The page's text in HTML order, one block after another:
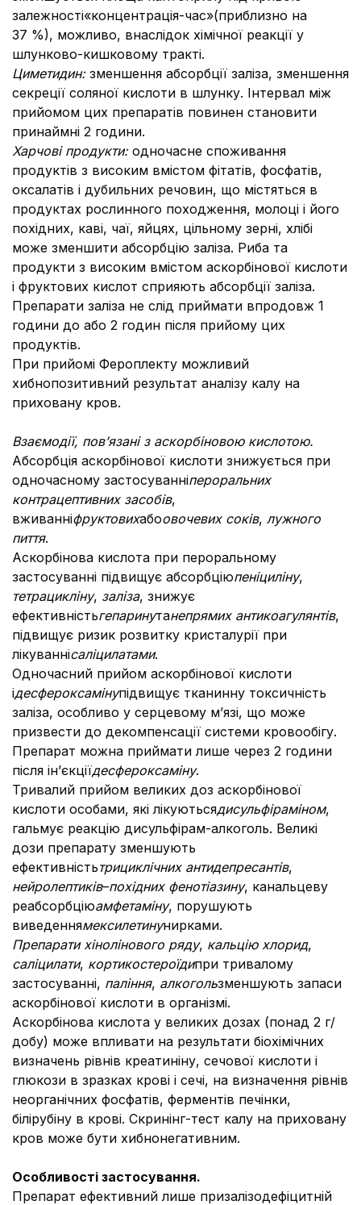
залежності«концентрація-час»(приблизно на
37 %), можливо, внаслідок хімічної реакції у
шлунково-кишковому тракті.
Циметидин: зменшення абсорбції заліза, зменшення
секреції соляної кислоти в шлунку. Інтервал між
прийомом цих препаратів повинен становити
принаймні 2 години.
Харчові продукти: одночасне споживання
продуктів з високим вмістом фітатів, фосфатів,
оксалатів і дубильних речовин, що містяться в
продуктах рослинного походження, молоці і його
похідних, каві, чаї, яйцях, цільному зерні, хлібі
може зменшити абсорбцію заліза. Риба та
продукти з високим вмістом аскорбінової кислоти
і фруктових кислот сприяють абсорбції заліза.
Препарати заліза не слід приймати впродовж 1
години до або 2 годин після прийому цих
продуктів.
При прийомі Фероплекту можливий
хибнопозитивний результат аналізу калу на
приховану кров.
Взаємодії, пов’язані з аскорбіновою кислотою.
Абсорбція аскорбінової кислоти знижується при
одночасному застосуванніпероральних
контрацептивних засобів,
вживанніфруктовихабоовочевих соків, лужного
пиття.
Аскорбінова кислота при пероральному
застосуванні підвищує абсорбціюпеніциліну,
тетрацикліну, заліза, знижує
ефективністьгепаринутанепрямих антикоагулянтів,
підвищує ризик розвитку кристалурії при
лікуваннісаліцилатами.
Одночасний прийом аскорбінової кислоти
ідесфероксамінупідвищує тканинну токсичність
заліза, особливо у серцевому м’язі, що може
призвести до декомпенсації системи кровообігу.
Препарат можна приймати лише через 2 години
після ін’єкціїдесфероксаміну.
Тривалий прийом великих доз аскорбінової
кислоти особами, які лікуютьсядисульфіраміном,
гальмує реакцію дисульфірам-алкоголь. Великі
дози препарату зменшують
ефективністьтрициклічних антидепресантів,
нейролептиків–похідних фенотіазину, канальцеву
реабсорбціюамфетаміну, порушують
виведеннямексилетинунирками.
Препарати хінолінового ряду, кальцію хлорид,
саліцилати, кортикостероїдипри тривалому
застосуванні, паління, алкогользменшують запаси
аскорбінової кислоти в організмі.
Аскорбінова кислота у великих дозах (понад 2 г/
добу) може впливати на результати біохімічних
визначень рівнів креатиніну, сечової кислоти і
глюкози в зразках крові і сечі, на визначення рівнів
неорганічних фосфатів, ферментів печінки,
білірубіну в крові. Скринінг-тест калу на приховану
кров може бути хибнонегативним.
Особливості застосування.
Препарат ефективний лише призалізодефіцитній